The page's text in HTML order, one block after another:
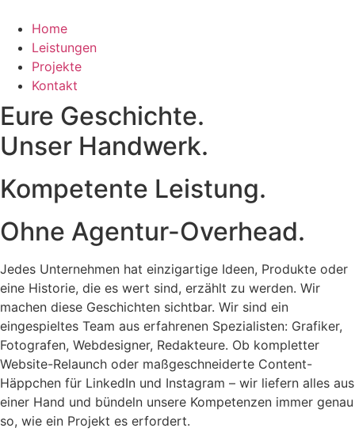
Home
Leistungen
Projekte
Kontakt
Eure Geschichte.
Unser Handwerk.
Kompetente Leistung.
Ohne Agentur-Overhead.
Jedes Unternehmen hat einzigartige Ideen, Produkte oder
eine Historie, die es wert sind, erzählt zu werden. Wir
machen diese Geschichten sichtbar. Wir sind ein
eingespieltes Team aus erfahrenen Spezialisten: Grafiker,
Fotografen, Webdesigner, Redakteure. Ob kompletter
Website-Relaunch oder maßgeschneiderte Content-
Häppchen für LinkedIn und Instagram – wir liefern alles aus
einer Hand und bündeln unsere Kompetenzen immer genau
so, wie ein Projekt es erfordert.